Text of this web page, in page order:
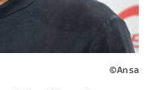
©Ansa